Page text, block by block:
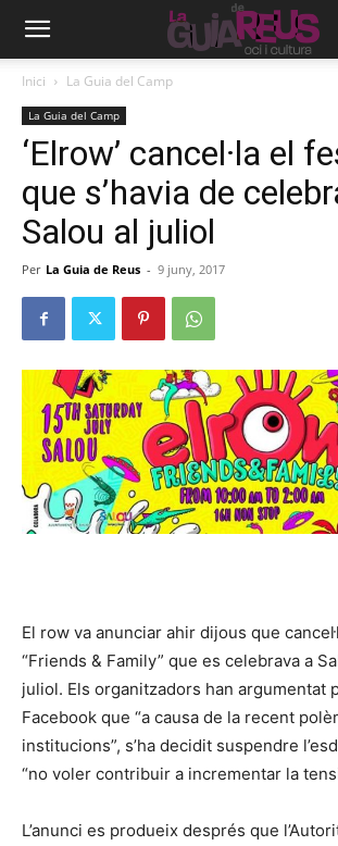
Inici La Guia del Camp
La Guia del Camp
‘Elrow’ cancel·la el
que s’havia de
Salou al juliol
Per La Guia de Reus - 9 juny, 2017
El row va anunciar ahir dijous que
“Friends & Family” que es celebrava a
juliol. Els organitzadors han argumentat
Facebook que “a causa de la recent
institucions”, s’ha decidit suspendre
“no voler contribuir a incrementar la
L’anunci es produeix després que